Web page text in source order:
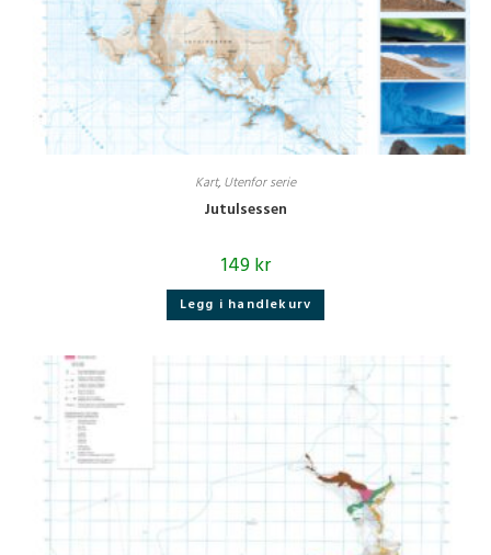
Kart, Utenfor serie
Jutulsessen
149kr
Legg i handlekurv